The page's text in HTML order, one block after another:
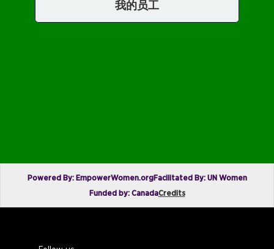
我的员工
Powered By: EmpowerWomen.orgFacilitated By: UN Women
Funded by: CanadaCredits